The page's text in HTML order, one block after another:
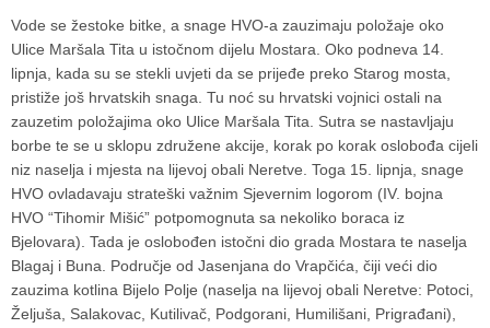
Vode se žestoke bitke, a snage HVO-a zauzimaju položaje oko
Ulice Maršala Tita u istočnom dijelu Mostara. Oko podneva 14.
lipnja, kada su se stekli uvjeti da se prijeđe preko Starog mosta,
pristiže još hrvatskih snaga. Tu noć su hrvatski vojnici ostali na
zauzetim položajima oko Ulice Maršala Tita. Sutra se nastavljaju
borbe te se u sklopu združene akcije, korak po korak oslobođa cijeli
niz naselja i mjesta na lijevoj obali Neretve. Toga 15. lipnja, snage
HVO ovladavaju strateški važnim Sjevernim logorom (IV. bojna
HVO “Tihomir Mišić” potpomognuta sa nekoliko boraca iz
Bjelovara). Tada je oslobođen istočni dio grada Mostara te naselja
Blagaj i Buna. Područje od Jasenjana do Vrapčića, čiji veći dio
zauzima kotlina Bijelo Polje (naselja na lijevoj obali Neretve: Potoci,
Željuša, Salakovac, Kutilivač, Podgorani, Humilišani, Prigrađani),